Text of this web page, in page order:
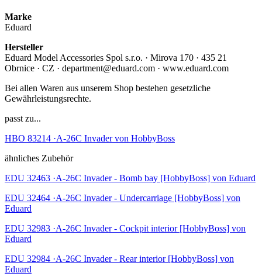
Marke
Eduard
Hersteller
Eduard Model Accessories Spol s.r.o. · Mirova 170 · 435 21
Obrnice · CZ · department@eduard.com · www.eduard.com
Bei allen Waren aus unserem Shop bestehen gesetzliche
Gewährleistungsrechte.
passt zu...
HBO 83214 ·A-26C Invader von HobbyBoss
ähnliches Zubehör
EDU 32463 ·A-26C Invader - Bomb bay [HobbyBoss] von Eduard
EDU 32464 ·A-26C Invader - Undercarriage [HobbyBoss] von
Eduard
EDU 32983 ·A-26C Invader - Cockpit interior [HobbyBoss] von
Eduard
EDU 32984 ·A-26C Invader - Rear interior [HobbyBoss] von
Eduard